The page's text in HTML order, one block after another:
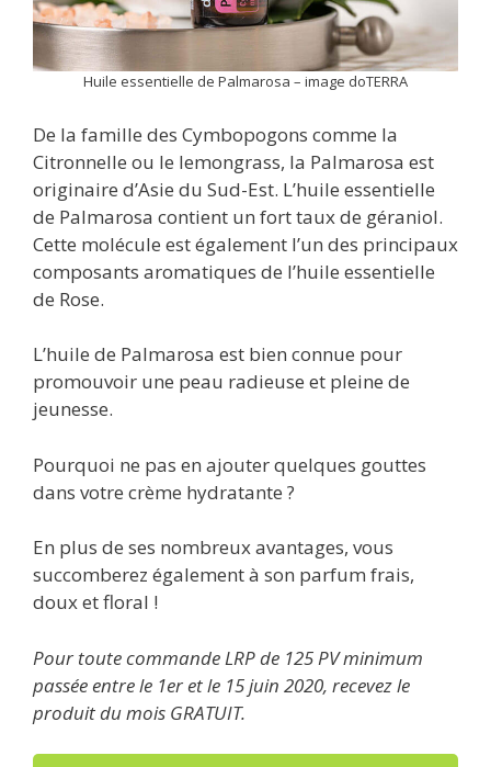
Huile essentielle de Palmarosa – image doTERRA
De la famille des Cymbopogons comme la
Citronnelle ou le lemongrass, la Palmarosa est
originaire d’Asie du Sud-Est. L’huile essentielle
de Palmarosa contient un fort taux de géraniol.
Cette molécule est également l’un des principaux
composants aromatiques de l’huile essentielle
de Rose.
L’huile de Palmarosa est bien connue pour
promouvoir une peau radieuse et pleine de
jeunesse.
Pourquoi ne pas en ajouter quelques gouttes
dans votre crème hydratante ?
En plus de ses nombreux avantages, vous
succomberez également à son parfum frais,
doux et floral !
Pour toute commande LRP de 125 PV minimum
passée entre le 1er et le 15 juin 2020, recevez le
produit du mois GRATUIT.